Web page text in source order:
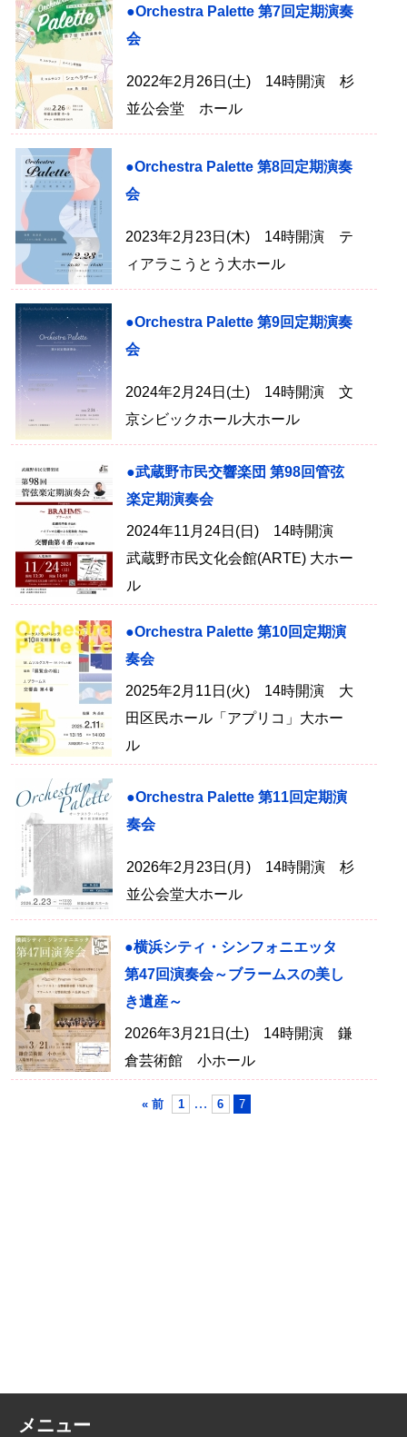
●Orchestra Palette 第7回定期演奏
会
2022年2月26日(土) 14時開演 杉
並公会堂 ホール
●Orchestra Palette 第8回定期演奏
会
2023年2月23日(木) 14時開演 テ
ィアラこうとう大ホール
●Orchestra Palette 第9回定期演奏
会
2024年2月24日(土) 14時開演 文
京シビックホール大ホール
●武蔵野市民交響楽団 第98回管弦
楽定期演奏会
2024年11月24日(日) 14時開演
武蔵野市民文化会館(ARTE) 大ホー
ル
●Orchestra Palette 第10回定期演
奏会
2025年2月11日(火) 14時開演 大
田区民ホール「アプリコ」大ホー
ル
●Orchestra Palette 第11回定期演
奏会
2026年2月23日(月) 14時開演 杉
並公会堂大ホール
●横浜シティ・シンフォニエッタ
第47回演奏会～ブラームスの美し
き遺産～
2026年3月21日(土) 14時開演 鎌
倉芸術館 小ホール
« 前 1 … 6 7
メニュー